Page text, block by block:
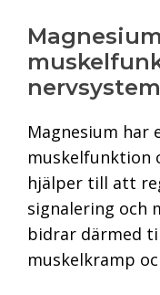
nervsystem
Magnesium har
muskelfunktion
hjälper till att
signalering och
bidrar därmed
muskelkramp